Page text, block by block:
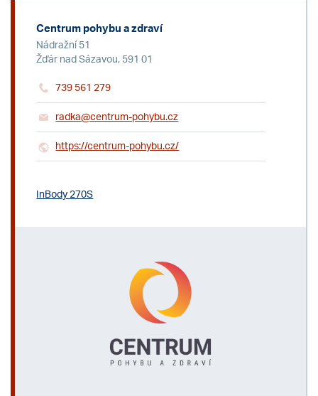
Centrum pohybu a zdraví
Nádražní 51
Žďár nad Sázavou, 591 01
739 561 279
radka@centrum-pohybu.cz
https://centrum-pohybu.cz/
InBody 270S